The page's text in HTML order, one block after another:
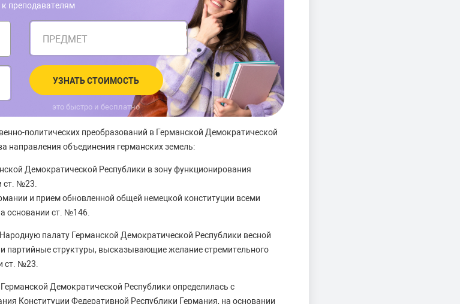
преподавателям
ПРЕДМЕТ
УЗНАТЬ СТОИМОСТЬ
это быстро и бесплатно
политических преобразований в Германской Демократической
направления объединения германских земель:
Демократической Республики в зону функционирования
ст. №23.
и прием обновленной общей немецкой конституции всеми
основании ст. №146.
палату Германской Демократической Республики весной
партийные структуры, высказывающие желание стремительного
ст. №23.
Демократической Республики определилась с
Конституции Федеративной Республики Германия, на основании